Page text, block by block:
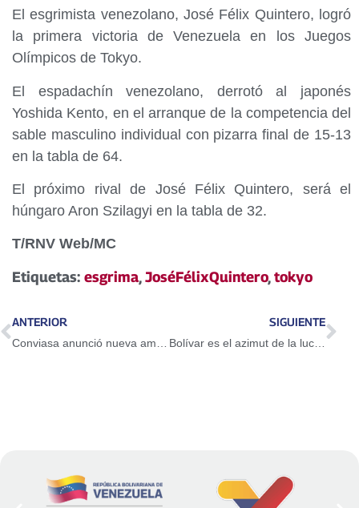
El esgrimista venezolano, José Félix Quintero, logró
la primera victoria de Venezuela en los Juegos
Olímpicos de Tokyo.
El espadachín venezolano, derrotó al japonés
Yoshida Kento, en el arranque de la competencia del
sable masculino individual con pizarra final de 15-13
en la tabla de 64.
El próximo rival de José Félix Quintero, será el
húngaro Aron Szilagyi en la tabla de 32.
T/RNV Web/MC
Etiquetas: esgrima,JoséFélixQuintero,tokyo
ANTERIOR SIGUIENTE
Bolívar es el azimut de la lucha contra la tiranía del imperio